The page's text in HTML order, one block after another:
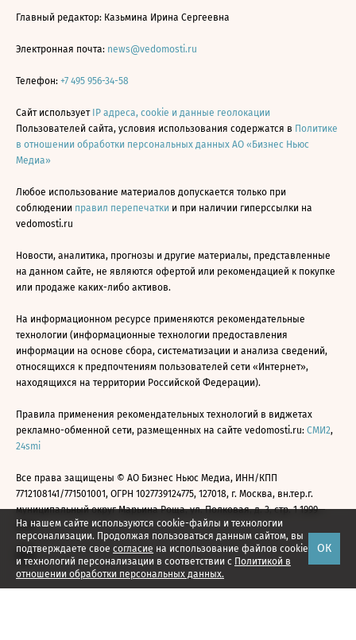
На нашем сайте используются cookie-файлы и технологии
персонализации. Продолжая пользоваться данным сайтом, вы
подтверждаете свое согласие на использование файлов cookie
и технологий персонализации в соответствии с Политикой в
отношении обработки персональных данных.
ОК
Главный редактор: Казьмина Ирина Сергеевна
Электронная почта: news@vedomosti.ru
Телефон: +7 495 956-34-58
Сайт использует IP адреса, cookie и данные геолокации
Пользователей сайта, условия использования содержатся в Политике
в отношении обработки персональных данных АО «Бизнес Ньюс
Медиа»
Любое использование материалов допускается только при
соблюдении правил перепечатки и при наличии гиперссылки на
vedomosti.ru
Новости, аналитика, прогнозы и другие материалы, представленные
на данном сайте, не являются офертой или рекомендацией к покупке
или продаже каких-либо активов.
На информационном ресурсе применяются рекомендательные
технологии (информационные технологии предоставления
информации на основе сбора, систематизации и анализа сведений,
относящихся к предпочтениям пользователей сети «Интернет»,
находящихся на территории Российской Федерации).
Правила применения рекомендательных технологий в виджетах
рекламно-обменной сети, размещенных на сайте vedomosti.ru: СМИ2,
24smi
Все права защищены © АО Бизнес Ньюс Медиа, ИНН/КПП
7712108141/771501001, ОГРН 1027739124775, 127018, г. Москва, вн.тер.г.
муниципальный округ Марьина Роща, ул. Полковая, д. 3, стр. 1 1999—
2026